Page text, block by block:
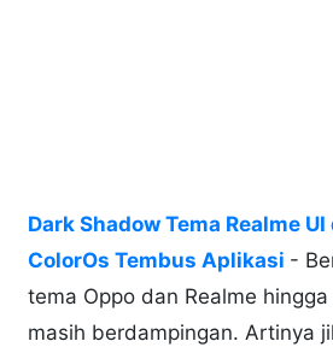
Dark Shadow Tema Realme
ColorOs Tembus Aplikasi -
tema Oppo dan Realme
masih berdampingan. Artinya